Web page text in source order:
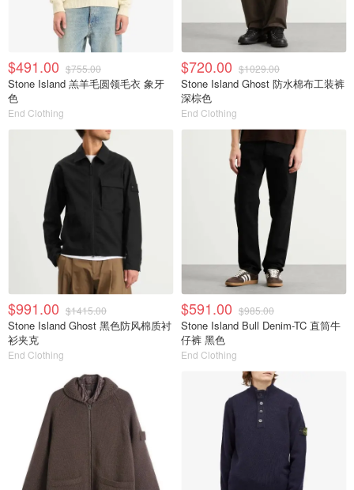
$491.00 $755.00
Stone Island 羔羊毛圆领毛衣 象牙
色
End Clothing
$720.00 $1029.00
Stone Island Ghost 防水棉布工装裤
深棕色
End Clothing
$991.00 $1415.00
Stone Island Ghost 黑色防风棉质衬
衫夹克
End Clothing
$591.00 $985.00
Stone Island Bull Denim-TC 直筒牛
仔裤 黑色
End Clothing